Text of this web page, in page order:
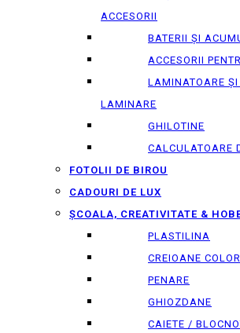
ACCESORII
BATERII ȘI
ACCESORII
LAMINATOARE ȘI
LAMINARE
GHILOTINE
CALCULATOARE
FOTOLII DE BIROU
CADOURI DE LUX
ȘCOALA, CREATIVITATE &
PLASTILINA
CREIOANE
PENARE
GHIOZDANE
CAIETE /